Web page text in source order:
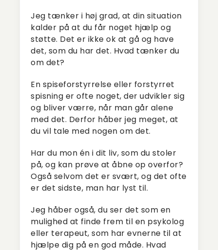
Jeg tænker i høj grad, at din situation
kalder på at du får noget hjælp og
støtte. Det er ikke ok at gå og have
det, som du har det. Hvad tænker du
om det?
En spiseforstyrrelse eller forstyrret
spisning er ofte noget, der udvikler sig
og bliver værre, når man går alene
med det. Derfor håber jeg meget, at
du vil tale med nogen om det.
Har du mon én i dit liv, som du stoler
på, og kan prøve at åbne op overfor?
Også selvom det er svært, og det ofte
er det sidste, man har lyst til.
Jeg håber også, du ser det som en
mulighed at finde frem til en psykolog
eller terapeut, som har evnerne til at
hjælpe dig på en god måde. Hvad